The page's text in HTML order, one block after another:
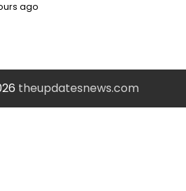
ago
theupdatesnews.com